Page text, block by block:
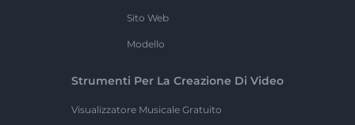
Sito Web
Modello
Strumenti Per La Creazione Di Video
Visualizzatore Musicale Gratuito